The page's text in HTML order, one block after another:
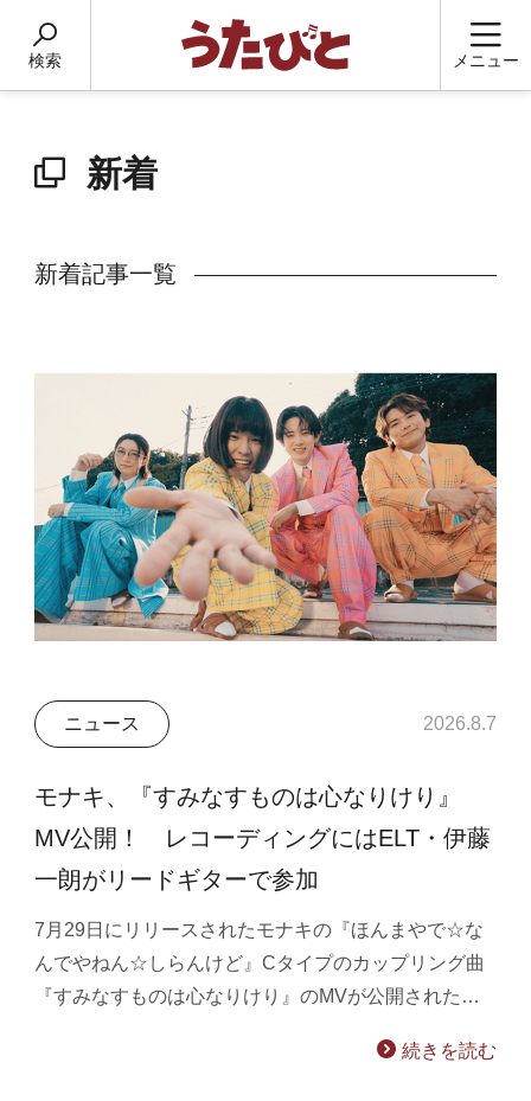
検索 メニュー
新着
新着記事一覧
ニュース 2026.8.7
モナキ、『すみなすものは心なりけり』
MV公開！ レコーディングにはELT・伊藤
一朗がリードギターで参加
7月29日にリリースされたモナキの『ほんまやで☆な
んでやねん☆しらんけど』Cタイプのカップリング曲
『すみなすものは心なりけり』のMVが公開された…
続きを読む